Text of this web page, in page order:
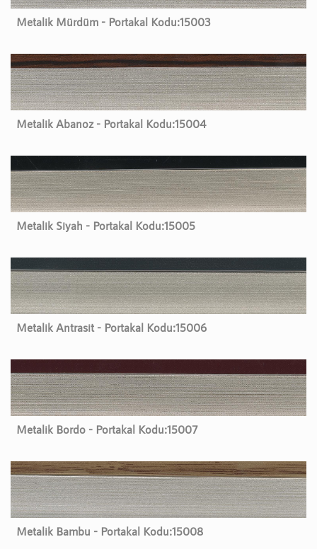
Metalik Mürdüm - Portakal Kodu:15003
Metalik Abanoz - Portakal Kodu:15004
Metalik Siyah - Portakal Kodu:15005
Metalik Antrasit - Portakal Kodu:15006
Metalik Bordo - Portakal Kodu:15007
Metalik Bambu - Portakal Kodu:15008